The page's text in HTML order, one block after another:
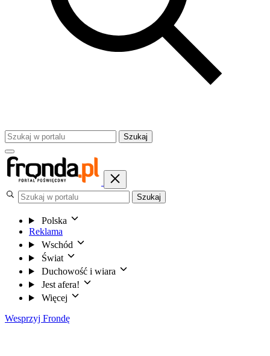
Szukaj
Szukaj
Polska
Reklama
Wschód
Świat
Duchowość i wiara
Jest afera!
Więcej
Wesprzyj Frondę